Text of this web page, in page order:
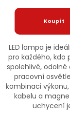
Reklamační
Obchodní
Podmínky
LED lampa je
pro každého, kdo
spolehlivé, odolné
pracovní
kombinaci
kabelu a
uchycení